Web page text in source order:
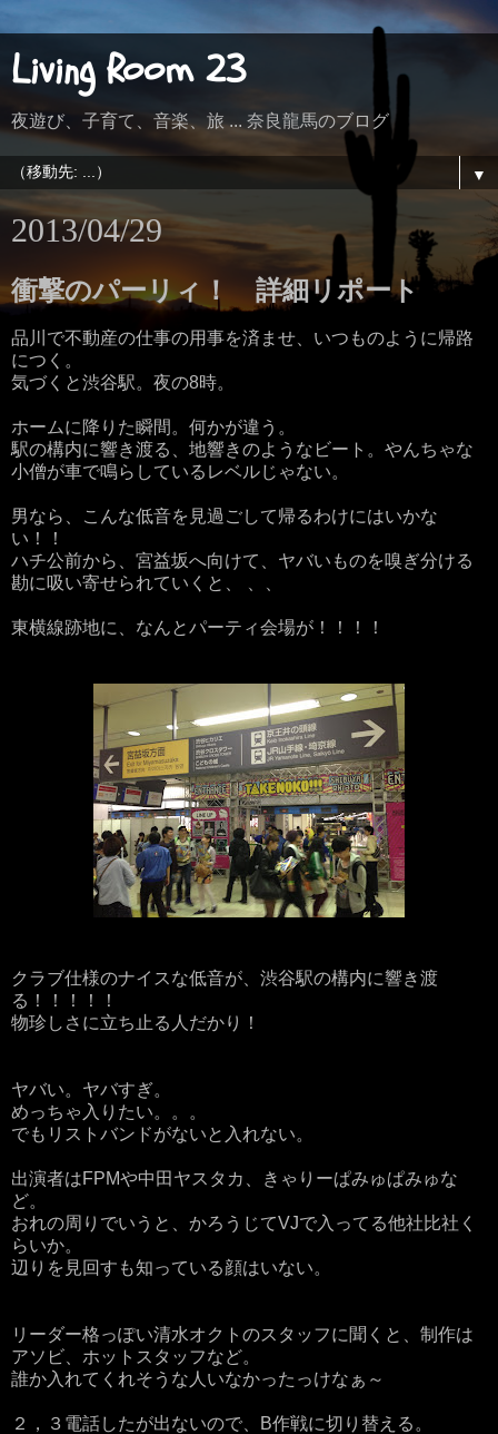
Living Room 23
夜遊び、子育て、音楽、旅 ... 奈良龍馬のブログ
▼
2013/04/29
衝撃のパーリィ！ 詳細リポート
品川で不動産の仕事の用事を済ませ、いつものように帰路
につく。
気づくと渋谷駅。夜の8時。
ホームに降りた瞬間。何かが違う。
駅の構内に響き渡る、地響きのようなビート。やんちゃな
小僧が車で鳴らしているレベルじゃない。
男なら、こんな低音を見過ごして帰るわけにはいかな
い！！
ハチ公前から、宮益坂へ向けて、ヤバいものを嗅ぎ分ける
勘に吸い寄せられていくと、 、、
東横線跡地に、なんとパーティ会場が！！！！
クラブ仕様のナイスな低音が、渋谷駅の構内に響き渡
る！！！！！
物珍しさに立ち止る人だかり！
ヤバい。ヤバすぎ。
めっちゃ入りたい。。。
でもリストバンドがないと入れない。
出演者はFPMや中田ヤスタカ、きゃりーぱみゅぱみゅな
ど。
おれの周りでいうと、かろうじてVJで入ってる他社比社く
らいか。
辺りを見回すも知っている顔はいない。
リーダー格っぽい清水オクトのスタッフに聞くと、制作は
アソビ、ホットスタッフなど。
誰か入れてくれそうな人いなかったっけなぁ～
２，３電話したが出ないので、B作戦に切り替える。